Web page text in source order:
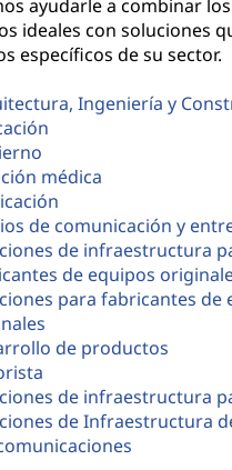
ayudarle a combinar
ideales con soluciones
específicos de su sector.
Ingeniería y
médica
de comunicación y
de infraestructura
de equipos
para fabricantes de
de productos
de infraestructura
de Infraestructura